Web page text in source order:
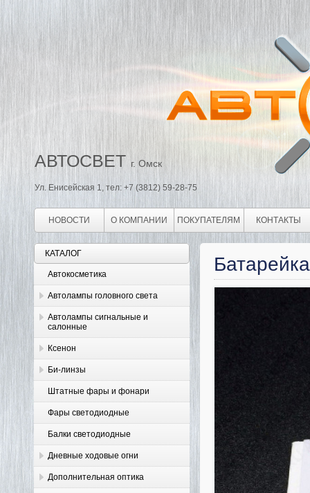
АВТОСВЕТ г. Омск
Ул. Енисейская 1, тел: +7 (3812) 59-28-75
НОВОСТИ О КОМПАНИИ ПОКУПАТЕЛЯМ КОНТАКТЫ
КАТАЛОГ
Автокосметика
Автолампы головного света
Автолампы сигнальные и
салонные
Ксенон
Би-линзы
Штатные фары и фонари
Фары светодиодные
Балки светодиодные
Дневные ходовые огни
Дополнительная оптика